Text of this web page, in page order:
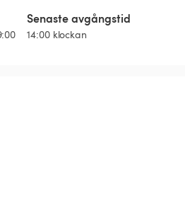
Senaste avgångstid
14:00 klockan